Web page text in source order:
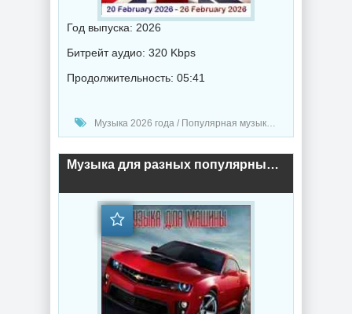
Год выпуска: 2026
Битрейт аудио: 320 Kbps
Продолжительность: 05:41
Музыка 2026 года / Популярная музыка / Рок - альтернативная музыка / Фолк музыка / Поп музыка / Сборник музыка / RnB music / Hip-Hop music
Музыка для разных популярных mp3 сайтов (Vol.160) (2025) торрент